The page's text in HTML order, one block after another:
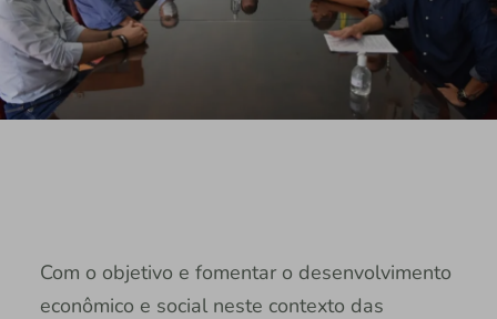
Com o objetivo e fomentar o desenvolvimento
econômico e social neste contexto das